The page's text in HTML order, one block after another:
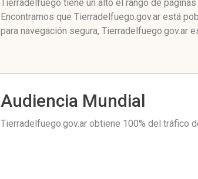
Tierradelfuego tiene un alto el rango de
Encontramos que Tierradelfuego.gov.ar está
para navegación segura, Tierradelfuego.gov.ar
Audiencia Mundial
Tierradelfuego.gov.ar obtiene 100% del tráfico